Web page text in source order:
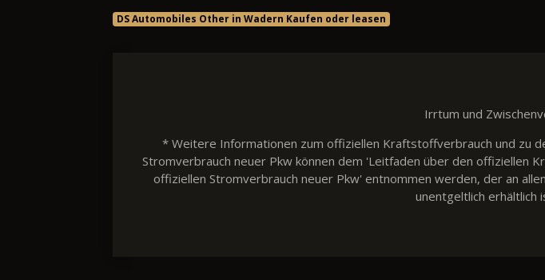
DS Automobiles Other in Wadern Kaufen oder leasen
Irrtum und
* Weitere Informationen zum offiziellen Kraftstoffverbrauch und zu
Stromverbrauch neuer Pkw können dem 'Leitfaden über den offiziellen
offiziellen Stromverbrauch neuer Pkw' entnommen werden, der an
unentgeltlich erhältlich